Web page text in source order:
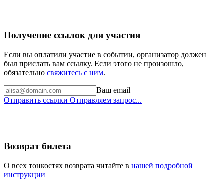
Получение ссылок для участия
Если вы оплатили участие в событии, организатор должен
был прислать вам ссылку. Если этого не произошло,
обязательно свяжитесь с ним.
Ваш email
Отправить ссылки Отправляем запрос...
Возврат билета
О всех тонкостях возврата читайте в нашей подробной
инструкции